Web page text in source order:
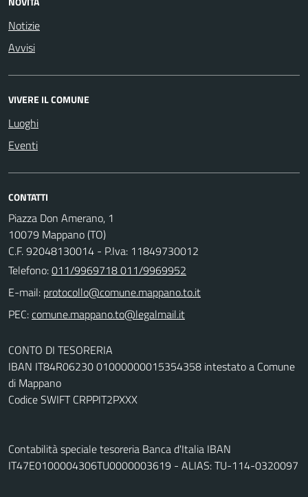
Notizie
Avvisi
VIVERE IL COMUNE
Luoghi
Eventi
CONTATTI
Piazza Don Amerano, 1
10079 Mappano (TO)
C.F. 92048130014 - P.Iva: 11849730012
Telefono:011/9969718 011/9969952
E-mail:
PEC:
CONTO DI TESORERIA
IBAN IT84R06230 01000000015354358 intestato a Comune
di Mappano
Codice SWIFT CRPPIT2PXXX
Contabilità speciale tesoreria Banca d'Italia IBAN
IT47E0100004306TU0000003619 - ALIAS: TU-114-0320097